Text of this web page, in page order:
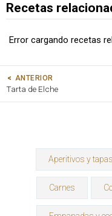
Recetas
Error cargando recetas
ANTERIOR
Tarta de Elche
Aperitivos y tapas
Carnes